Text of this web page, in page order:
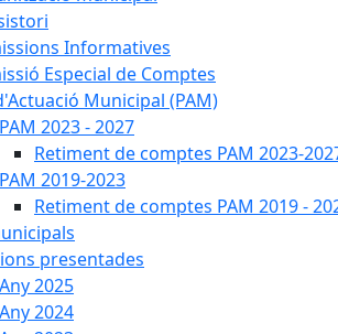
Informatives
Especial de Comptes
Municipal (PAM)
PAM 2023 - 2027
Retiment de comptes PAM 2023-
PAM 2019-2023
Retiment de comptes PAM 2019 -
presentades
Any 2025
Any 2024